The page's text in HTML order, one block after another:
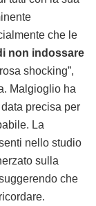
che le
non indossare
shocking”,
Malgioglio ha
precisa per
La
nello studio
sulla
che